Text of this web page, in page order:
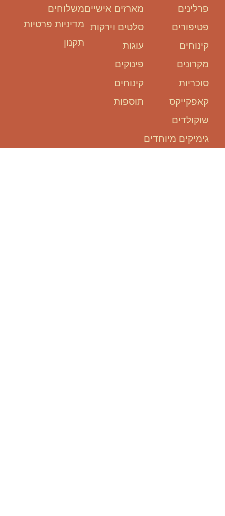
משלוחים
מדיניות פרטיות
תקנון
פרלינים
פטיפורים
קינוחים
מקרונים
סוכריות
קאפקייקס
שוקולדים
גימיקים מיוחדים
מארזים אישיים
סלטים וירקות
עוגות
פינוקים
קינוחים
תוספות